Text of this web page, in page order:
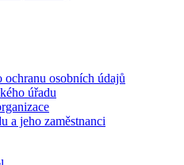
ochranu osobních údajů
úřadu
a jeho zaměstnanci